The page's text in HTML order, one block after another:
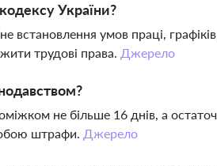
України?
умов праці,
трудові права. Джерело
не більше 16 днів, а
штрафи. Джерело